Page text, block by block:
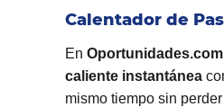
Calentador de
En
caliente instantánea
mismo tiempo sin